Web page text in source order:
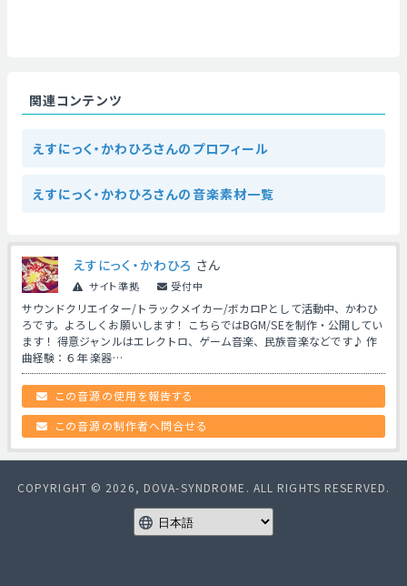
関連コンテンツ
えすにっく・かわひろさんのプロフィール
えすにっく・かわひろさんの音楽素材一覧
えすにっく・かわひろ さん
サイト準拠 受付中
サウンドクリエイター/トラックメイカー/ボカロPとして活動中、かわひ
ろです。よろしくお願いします！ こちらではBGM/SEを制作・公開してい
ます！ 得意ジャンルはエレクトロ、ゲーム音楽、民族音楽などです♪ 作
曲経験：６年 楽器…
この音源の使用を報告する
この音源の制作者へ問合せる
COPYRIGHT © 2026, DOVA-SYNDROME. ALL RIGHTS RESERVED.